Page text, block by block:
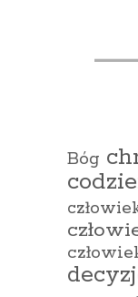
Bóg